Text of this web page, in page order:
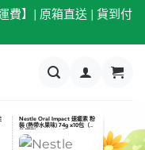
費】| 原箱直送 | 貨到付
Nestle Oral Impact 速癒素 粉
裝 (熱帶水果味) 74g x10包（有
效期到2026.08.31）